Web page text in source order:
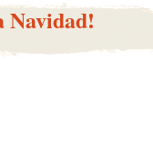
Navidad!